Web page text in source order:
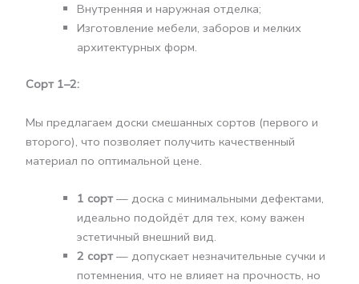
Внутренняя и наружная отделка;
Изготовление мебели, заборов и мелких
архитектурных форм.
Сорт 1–2:
Мы предлагаем доски смешанных сортов (первого и
второго), что позволяет получить качественный
материал по оптимальной цене.
1 сорт — доска с минимальными дефектами,
идеально подойдёт для тех, кому важен
эстетичный внешний вид.
2 сорт — допускает незначительные сучки и
потемнения, что не влияет на прочность, но